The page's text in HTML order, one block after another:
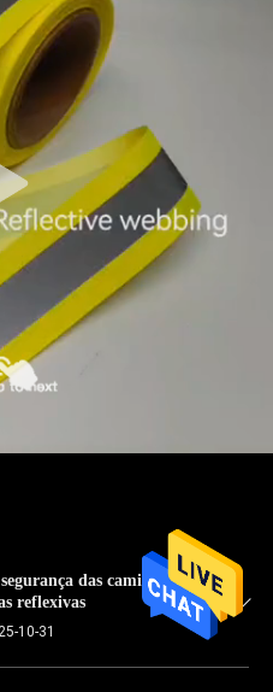
das camisas da
reflexivas
10-31